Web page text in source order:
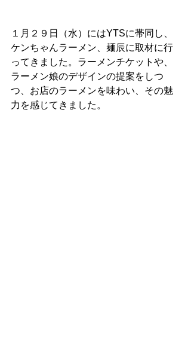
１月２９日（水）にはYTSに帯同し、
ケンちゃんラーメン、麺辰に取材に行
ってきました。ラーメンチケットや、
ラーメン娘のデザインの提案をしつ
つ、お店のラーメンを味わい、その魅
力を感じてきました。